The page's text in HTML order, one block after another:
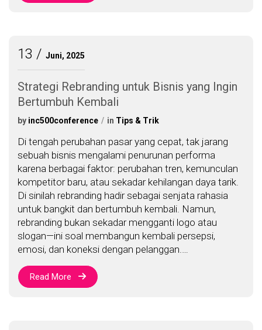
13 Juni, 2025
Strategi Rebranding untuk Bisnis yang Ingin
Bertumbuh Kembali
by inc500conference in Tips & Trik
Di tengah perubahan pasar yang cepat, tak jarang
sebuah bisnis mengalami penurunan performa
karena berbagai faktor: perubahan tren, kemunculan
kompetitor baru, atau sekadar kehilangan daya tarik.
Di sinilah rebranding hadir sebagai senjata rahasia
untuk bangkit dan bertumbuh kembali. Namun,
rebranding bukan sekadar mengganti logo atau
slogan—ini soal membangun kembali persepsi,
emosi, dan koneksi dengan pelanggan.…
Read More